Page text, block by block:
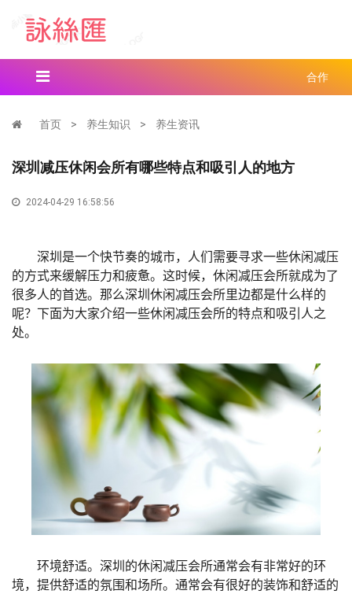
合作
首页 > 养生知识 > 养生资讯
深圳减压休闲会所有哪些特点和吸引人的地方
2024-04-29 16:58:56
深圳是一个快节奏的城市，人们需要寻求一些休闲减压
的方式来缓解压力和疲惫。这时候，休闲减压会所就成为了
很多人的首选。那么深圳休闲减压会所里边都是什么样的
呢？下面为大家介绍一些休闲减压会所的特点和吸引人之
处。
环境舒适。深圳的休闲减压会所通常会有非常好的环
境，提供舒适的氛围和场所。通常会有很好的装饰和舒适的